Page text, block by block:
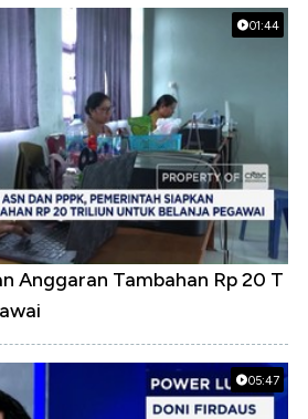
01:44
Anggaran Tambahan Rp 20 T
05:47